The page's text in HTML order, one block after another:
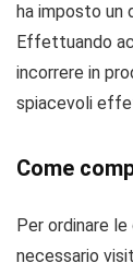
ha imposto un
Effettuando
incorrere in
spiacevoli
Come
Per ordinare
necessario